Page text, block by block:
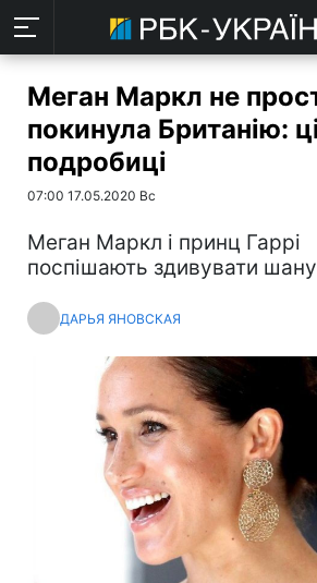
Меган Маркл не
покинула Британію:
подробиці
07:00 17.05.2020 Вс
Меган Маркл і принц Гаррі
поспішають здивувати
ДАРЬЯ ЯНОВСКАЯ